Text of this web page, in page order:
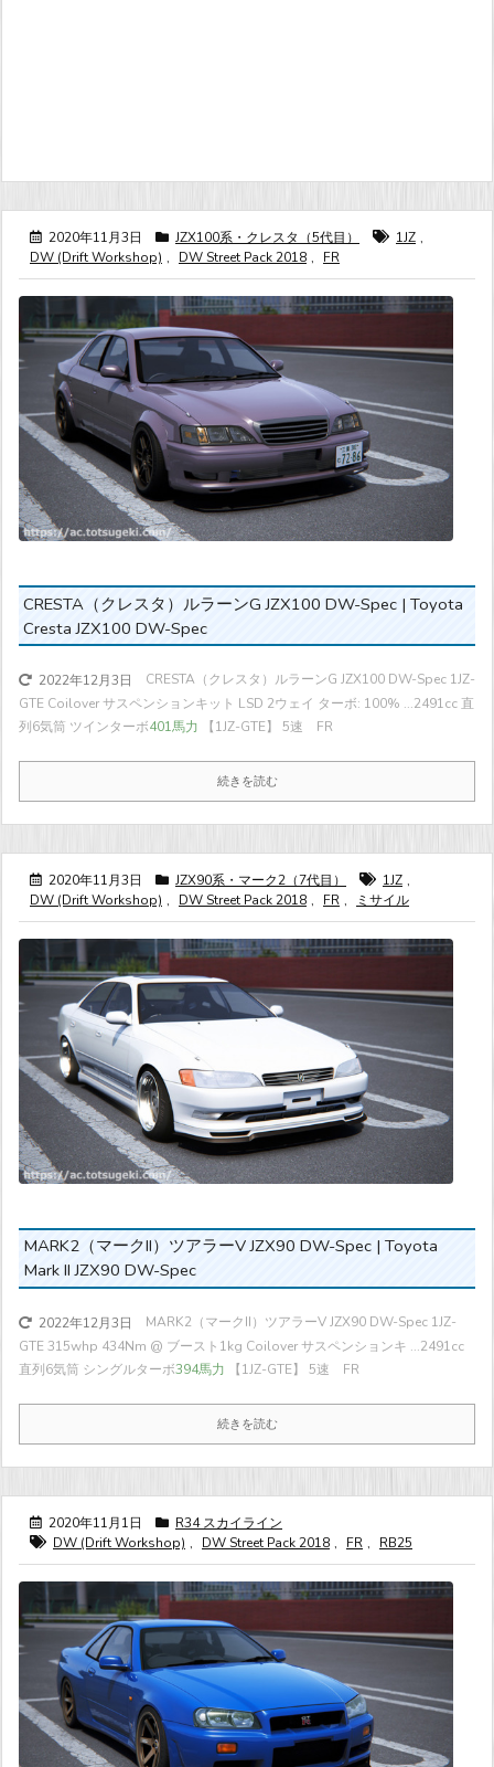
2020年11月3日 JZX100系・クレスタ（5代目） 1JZ ,
DW (Drift Workshop) , DW Street Pack 2018 , FR
CRESTA（クレスタ）ルラーンG JZX100 DW-Spec | Toyota
Cresta JZX100 DW-Spec
2022年12月3日
CRESTA（クレスタ）ルラーンG JZX100 DW-Spec 1JZ-
GTE Coilover サスペンションキット LSD 2ウェイ ターボ: 100% ...2491cc 直
列6気筒 ツインターボ401馬力 【1JZ-GTE】 5速 FR
続きを読む
2020年11月3日 JZX90系・マーク2（7代目） 1JZ ,
DW (Drift Workshop) , DW Street Pack 2018 , FR , ミサイル
MARK2（マークII）ツアラーV JZX90 DW-Spec | Toyota
Mark II JZX90 DW-Spec
2022年12月3日
MARK2（マークII）ツアラーV JZX90 DW-Spec 1JZ-
GTE 315whp 434Nm @ ブースト1kg Coilover サスペンションキ ...2491cc
直列6気筒 シングルターボ394馬力 【1JZ-GTE】 5速 FR
続きを読む
2020年11月1日
R34 スカイライン
DW (Drift Workshop) , DW Street Pack 2018 , FR , RB25